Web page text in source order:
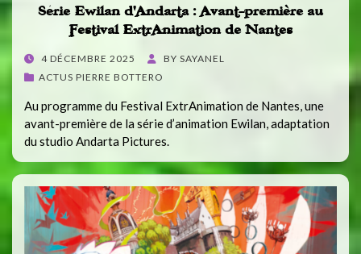
Série Ewilan d’Andarta : Avant-première au
Festival ExtrAnimation de Nantes
POSTED
ON
4 DÉCEMBRE 2025 BY SAYANEL
ACTUS PIERRE BOTTERO
Au programme du Festival ExtrAnimation de Nantes, une
avant-première de la série d’animation Ewilan, adaptation
du studio Andarta Pictures.